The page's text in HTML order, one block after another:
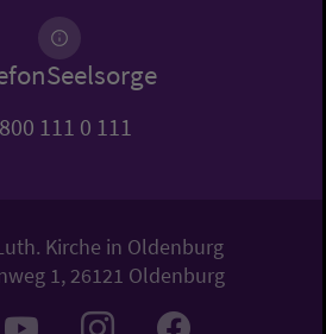
111 0 111
Kirche in Oldenburg
1, 26121 Oldenburg